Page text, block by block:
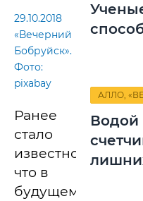
29.10.2018
«Вечерний
Бобруйск».
Фото:
pixabay
Ранее
стало
известно,
что в
будущем
АЛЛО,
Водой